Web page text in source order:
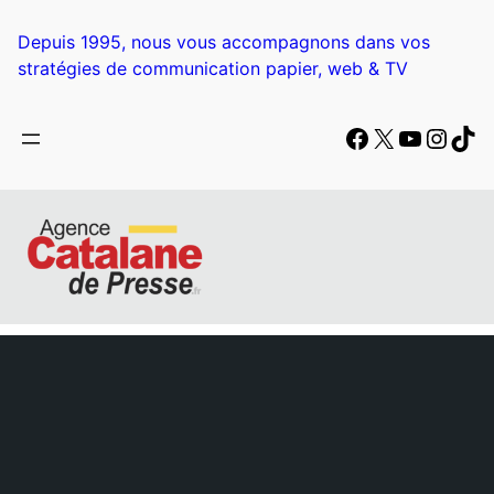
Depuis 1995, nous vous accompagnons dans vos
stratégies de communication papier, web & TV
Facebook
X